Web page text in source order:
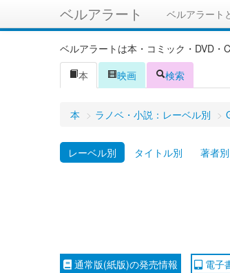
ベルアラート ベルアラート
ベルアラートは本・コミック・DVD
本
映画 検索
本 > ラノベ・小説：レーベル別 >
レーベル別 タイトル別 著者別
通常版(紙版)の発売情報 電子